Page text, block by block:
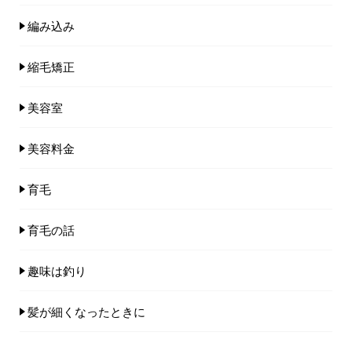
編み込み
縮毛矯正
美容室
美容料金
育毛
育毛の話
趣味は釣り
髪が細くなったときに